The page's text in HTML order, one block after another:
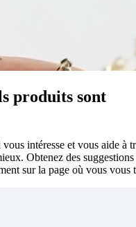
produits sont
intéresse et vous aide à
Obtenez des
sur la page où vous vous